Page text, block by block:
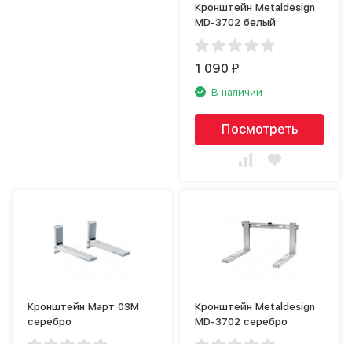
Кронштейн Metaldesign
MD-3702 белый
1 090₽
В наличии
Посмотреть
Кронштейн Март 03М
серебро
Кронштейн Metaldesign
MD-3702 серебро